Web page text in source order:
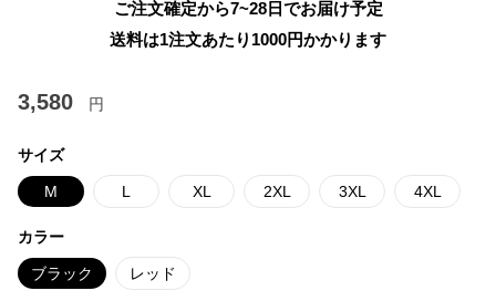
ご注文確定から7~28日でお届け予定
送料は1注文あたり 1000円かかります
3,580 円
サイズ
M L XL 2XL 3XL 4XL
カラー
ブラック レッド